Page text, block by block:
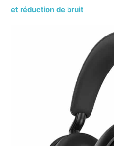
et réduction de bruit